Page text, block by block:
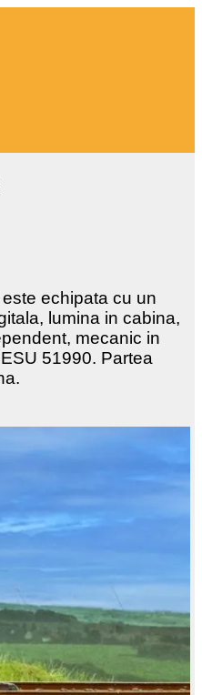
echipata cu un
lumina in cabina,
mecanic in
51990. Partea